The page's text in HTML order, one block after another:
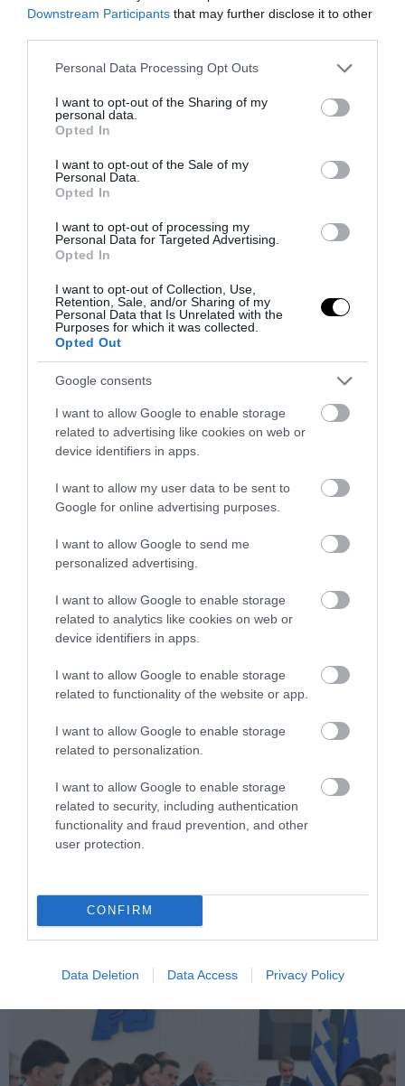
Downstream Participants that may further disclose it to other
Please note that this website/app uses one or more Google
not limited to your visit or usage behaviour. You may click to
grant or deny consent to Google and its third-party tags to
use your data for below specified purposes in below Google
consent section.
Personal Data Processing Opt Outs
I want to opt-out of the Sharing of my
personal data.
Opted In
I want to opt-out of the Sale of my
Personal Data.
Opted In
I want to opt-out of processing my
Personal Data for Targeted Advertising.
Opted In
I want to opt-out of Collection, Use,
Retention, Sale, and/or Sharing of my
Personal Data that Is Unrelated with the
Purposes for which it was collected.
Opted Out
Google consents
I want to allow Google to enable storage
related to advertising like cookies on web or
device identifiers in apps.
I want to allow my user data to be sent to
Google for online advertising purposes.
I want to allow Google to send me
personalized advertising.
I want to allow Google to enable storage
related to analytics like cookies on web or
device identifiers in apps.
I want to allow Google to enable storage
related to functionality of the website or app.
I want to allow Google to enable storage
related to personalization.
I want to allow Google to enable storage
related to security, including authentication
functionality and fraud prevention, and other
user protection.
CONFIRM
Data Deletion Data Access Privacy Policy
Συνάντηση Κ.Μητσοτάκη – Χ.Δούκα την
30.07.2026 | 23:36
PRONEWS.GR /ΚΥΒΕΡΝΗΣΗ
Κ.Μητσοτάκης: «Βαθιά θλίψη για τους
πυροσβέστες που χάθηκαν – Δύσκολες
ημέρες μπροστά μας με τις φωτιές»
30.07.2026 | 11:39
PRONEWS.GR /ΚΥΒΕΡΝΗΣΗ
Συλλυπητήρια Κ.Μητσοτάκη για τον
Ρέθυμνο και Γύθειο